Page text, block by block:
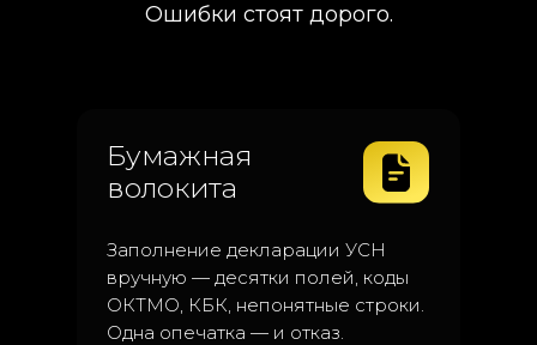
Ошибки стоят дорого.
Заполнение декларации УСН
вручную — десятки полей, коды
ОКТМО, КБК, непонятные строки.
Одна опечатка — и отказ.
Бумажная
волокита